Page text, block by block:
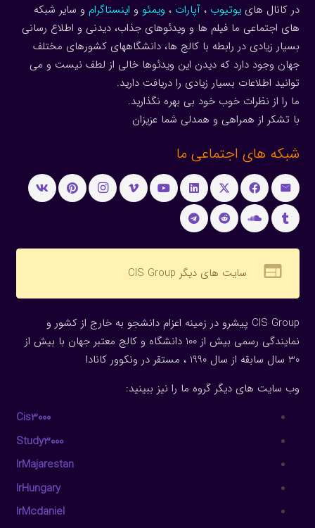
در کانال هاییوتیوب ، آپارات ، ویمئو و اینستاگرام و سایر شبکه
های اجتماعی ما فیلم ها و ویدئوهای جذاب، دیدنی و اطلاع رسانی
بسیار زیادی در رابطه با کالج ها، دانشگاههای کشورهای مختلف
جهان وجود دارد که دیدن این ویدئوها خالی از لطف نیست و می
توانید اطلاعات بسیار زیادی را دریافت دارید.
ما را از نظرات خوب خود بی بهره نگذارید.
با تشکر از همراهی و همدلی شما عزیزان
شبکه های اجتماعی ما
web سایت های دیگر CIS Group
CIS Group پیشرو در زمینه اعزام دانشجو به خارج از کشور و
نمایندگی رسمی بیش از 100 دانشگاه و کالج معتبر جهان با بیش از
30 سال سابقه از سال 1990 ، مستقر در ونکوور کانادا
وب سایت های دیگر گروه ما را نیز ببینید:
Cis3000
Study3000
IrMajarestan
IrHungary
IrMcdaniel